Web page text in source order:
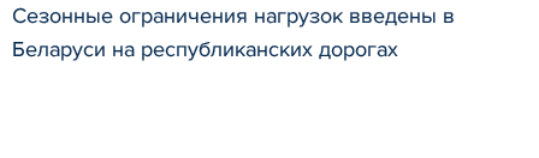
Сезонные ограничения нагрузок введены в
Беларуси на республиканских дорогах